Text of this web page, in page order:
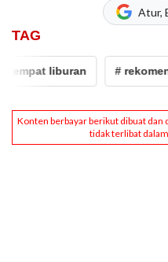
Atur,
TAG
liburan #